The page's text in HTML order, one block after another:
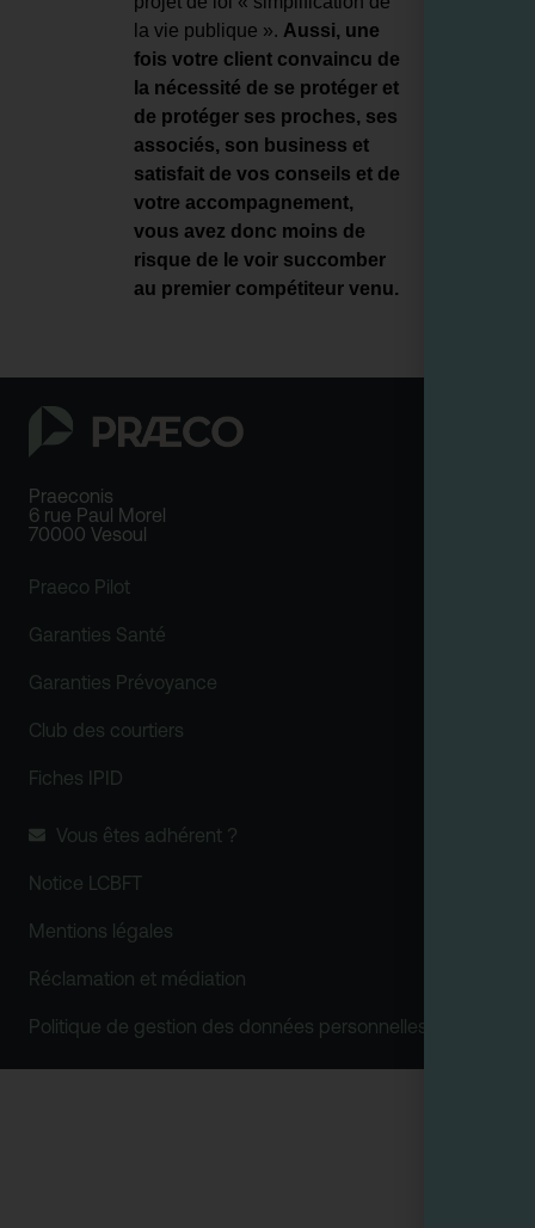
la vie publique ». Aussi, une
fois votre client convaincu de
la nécessité de se protéger et
de protéger ses proches, ses
associés, son business et
satisfait de vos conseils et de
votre accompagnement,
vous avez donc moins de
risque de le voir succomber
au premier compétiteur venu.
Praeconis
6 rue Paul Morel
70000 Vesoul
Praeco Pilot
Garanties Santé
Garanties Prévoyance
Club des courtiers
Fiches IPID
Vous êtes adhérent ?
Notice LCBFT
Mentions légales
Réclamation et médiation
Politique de gestion des données personnelles